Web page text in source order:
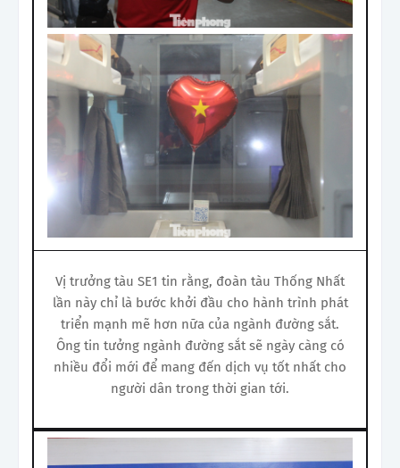
Vị trưởng tàu SE1 tin rằng, đoàn tàu Thống Nhất
lần này chỉ là bước khởi đầu cho hành trình phát
triển mạnh mẽ hơn nữa của ngành đường sắt.
Ông tin tưởng ngành đường sắt sẽ ngày càng có
nhiều đổi mới để mang đến dịch vụ tốt nhất cho
người dân trong thời gian tới.